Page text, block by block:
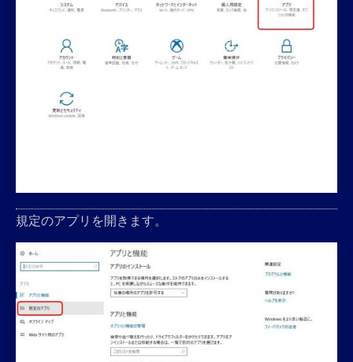
規定のアプリを開きます。